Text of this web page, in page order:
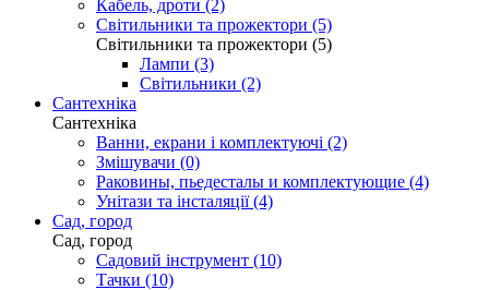
Кабель, дроти (2)
Світильники та прожектори (5)
Світильники та прожектори (5)
Лампи (3)
Світильники (2)
Сантехніка
Сантехніка
Ванни, екрани і комплектуючі (2)
Змішувачи (0)
Раковины, пьедесталы и комплектующие (4)
Унітази та інсталяції (4)
Сад, город
Сад, город
Садовий інструмент (10)
Тачки (10)